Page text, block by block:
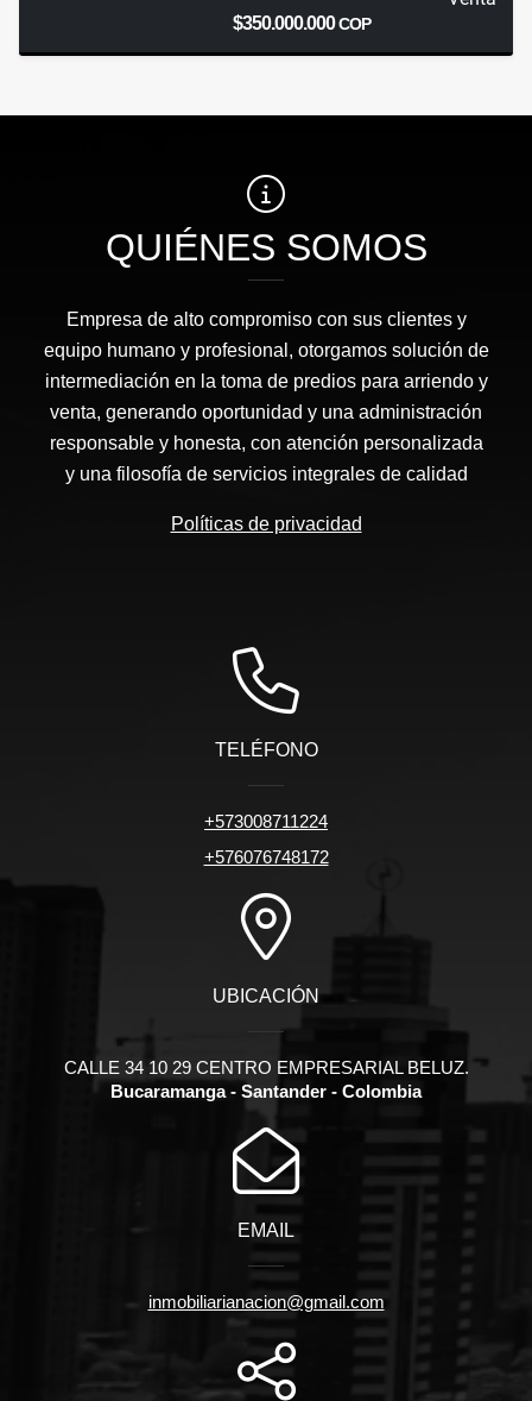
$350.000.000COP
QUIÉNES SOMOS
Empresa de alto compromiso con sus clientes y
equipo humano y profesional, otorgamos solución de
intermediación en la toma de predios para arriendo y
venta, generando oportunidad y una administración
responsable y honesta, con atención personalizada
y una filosofía de servicios integrales de calidad
Políticas de privacidad
TELÉFONO
+573008711224
+576076748172
UBICACIÓN
CALLE 34 10 29 CENTRO EMPRESARIAL BELUZ.
Bucaramanga - Santander - Colombia
EMAIL
inmobiliarianacion@gmail.com